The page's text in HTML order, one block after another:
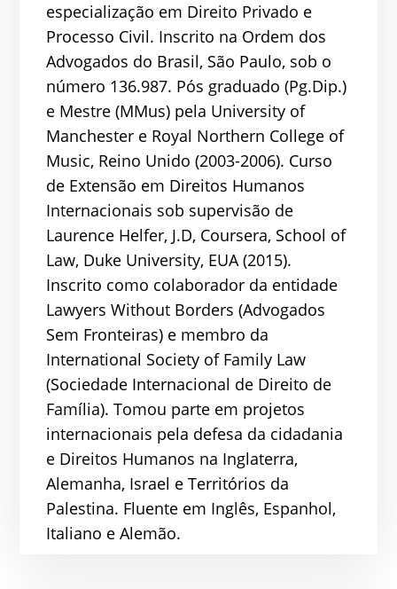
especialização em Direito Privado e
Processo Civil. Inscrito na Ordem dos
Advogados do Brasil, São Paulo, sob o
número 136.987. Pós graduado (Pg.Dip.)
e Mestre (MMus) pela University of
Manchester e Royal Northern College of
Music, Reino Unido (2003-2006). Curso
de Extensão em Direitos Humanos
Internacionais sob supervisão de
Laurence Helfer, J.D, Coursera, School of
Law, Duke University, EUA (2015).
Inscrito como colaborador da entidade
Lawyers Without Borders (Advogados
Sem Fronteiras) e membro da
International Society of Family Law
(Sociedade Internacional de Direito de
Família). Tomou parte em projetos
internacionais pela defesa da cidadania
e Direitos Humanos na Inglaterra,
Alemanha, Israel e Territórios da
Palestina. Fluente em Inglês, Espanhol,
Italiano e Alemão.